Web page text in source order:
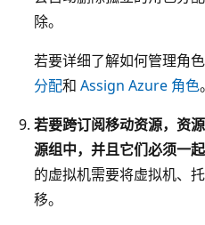
除。
若要详细了解如何管理角
分配和 Assign Azure 角色。
若要跨订阅移动资源，资
源组中，并且它们必须一起
的虚拟机需要将虚拟机、
移。